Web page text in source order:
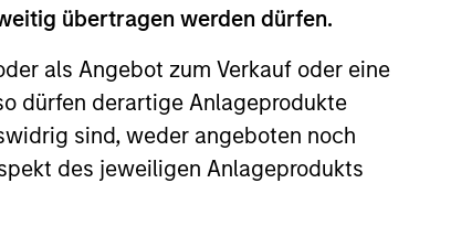
übertragen werden dürfen.
als Angebot zum Verkauf oder eine
dürfen derartige Anlageprodukte
sind, weder angeboten noch
des jeweiligen Anlageprodukts